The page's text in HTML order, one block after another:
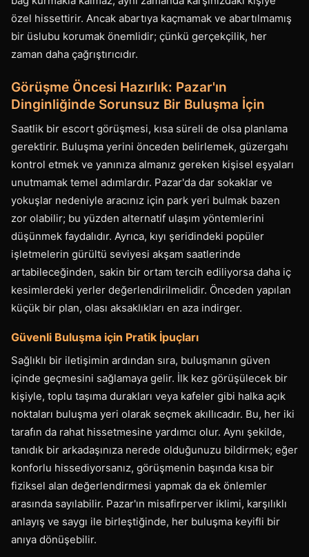
özel hissettirir. Ancak abartıya kaçmamak ve abartılmamış
bir üslubu korumak önemlidir; çünkü gerçekçilik, her
zaman daha çağrıştırıcıdır.
Görüşme Öncesi Hazırlık: Pazar'ın
Dinginliğinde Sorunsuz Bir Buluşma İçin
Saatlik bir escort görüşmesi, kısa süreli de olsa planlama
gerektirir. Buluşma yerini önceden belirlemek, güzergahı
kontrol etmek ve yanınıza almanız gereken kişisel eşyaları
unutmamak temel adımlardır. Pazar'da dar sokaklar ve
yokuşlar nedeniyle aracınız için park yeri bulmak bazen
zor olabilir; bu yüzden alternatif ulaşım yöntemlerini
düşünmek faydalıdır. Ayrıca, kıyı şeridindeki popüler
işletmelerin gürültü seviyesi akşam saatlerinde
artabileceğinden, sakin bir ortam tercih ediliyorsa daha iç
kesimlerdeki yerler değerlendirilmelidir. Önceden yapılan
küçük bir plan, olası aksaklıkları en aza indirger.
Güvenli Buluşma için Pratik İpuçları
Sağlıklı bir iletişimin ardından sıra, buluşmanın güven
içinde geçmesini sağlamaya gelir. İlk kez görüşülecek bir
kişiyle, toplu taşıma durakları veya kafeler gibi halka açık
noktaları buluşma yeri olarak seçmek akıllıcadır. Bu, her iki
tarafın da rahat hissetmesine yardımcı olur. Aynı şekilde,
tanıdık bir arkadaşınıza nerede olduğunuzu bildirmek; eğer
konforlu hissediyorsanız, görüşmenin başında kısa bir
fiziksel alan değerlendirmesi yapmak da ek önlemler
arasında sayılabilir. Pazar'ın misafirperver iklimi, karşılıklı
anlayış ve saygı ile birleştiğinde, her buluşma keyifli bir
anıya dönüşebilir.